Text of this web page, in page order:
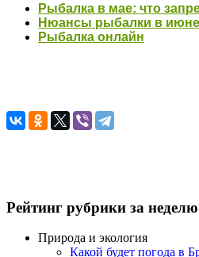
Рыбалка в мае: что
Нюансы рыбалки в июне
Рыбалка онлайн
Рейтинг рубрики за неделю
Природа и экология
Какой будет погода в